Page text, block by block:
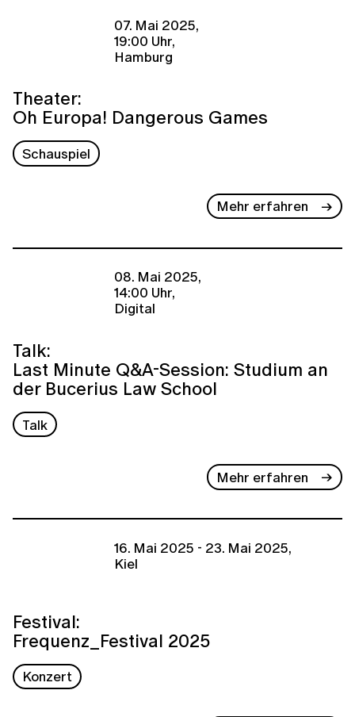
07. Mai 2025,
19:00 Uhr,
Hamburg
Theater:
Oh Europa! Dangerous Games
Schauspiel
Mehr erfahren
08. Mai 2025,
14:00 Uhr,
Digital
Talk:
Last Minute Q&A-Session: Studium an
der Bucerius Law School
Talk
Mehr erfahren
16. Mai 2025 - 23. Mai 2025,
Kiel
Festival:
Frequenz_Festival 2025
Konzert